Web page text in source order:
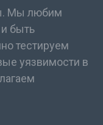
Мы любим
быть
тестируем
уязвимости в